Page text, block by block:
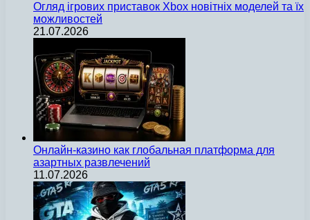
Огляд ігрових приставок Xbox новітніх моделей та їх
можливостей
21.07.2026
Онлайн-казино как глобальная платформа для
азартных развлечений
11.07.2026